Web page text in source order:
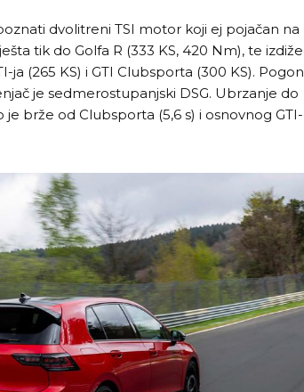
dvolitreni TSI motor koji ej pojačan na
tik do Golfa R (333 KS, 420 Nm), te izdiže
ja (265 KS) i GTI Clubsporta (300 KS). Pogon
je sedmerostupanjski DSG. Ubrzanje do
je brže od Clubsporta (5,6 s) i osnovnog GTI-